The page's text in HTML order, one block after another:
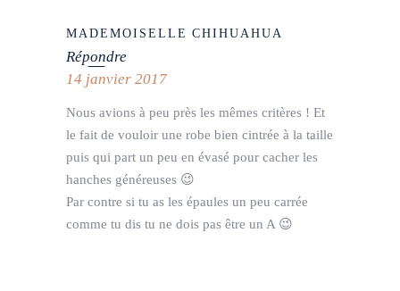
MADEMOISELLE CHIHUAHUA
Répondre
14 janvier 2017
Nous avions à peu près les mêmes critères ! Et
le fait de vouloir une robe bien cintrée à la taille
puis qui part un peu en évasé pour cacher les
hanches généreuses 😉
Par contre si tu as les épaules un peu carrée
comme tu dis tu ne dois pas être un A 😉